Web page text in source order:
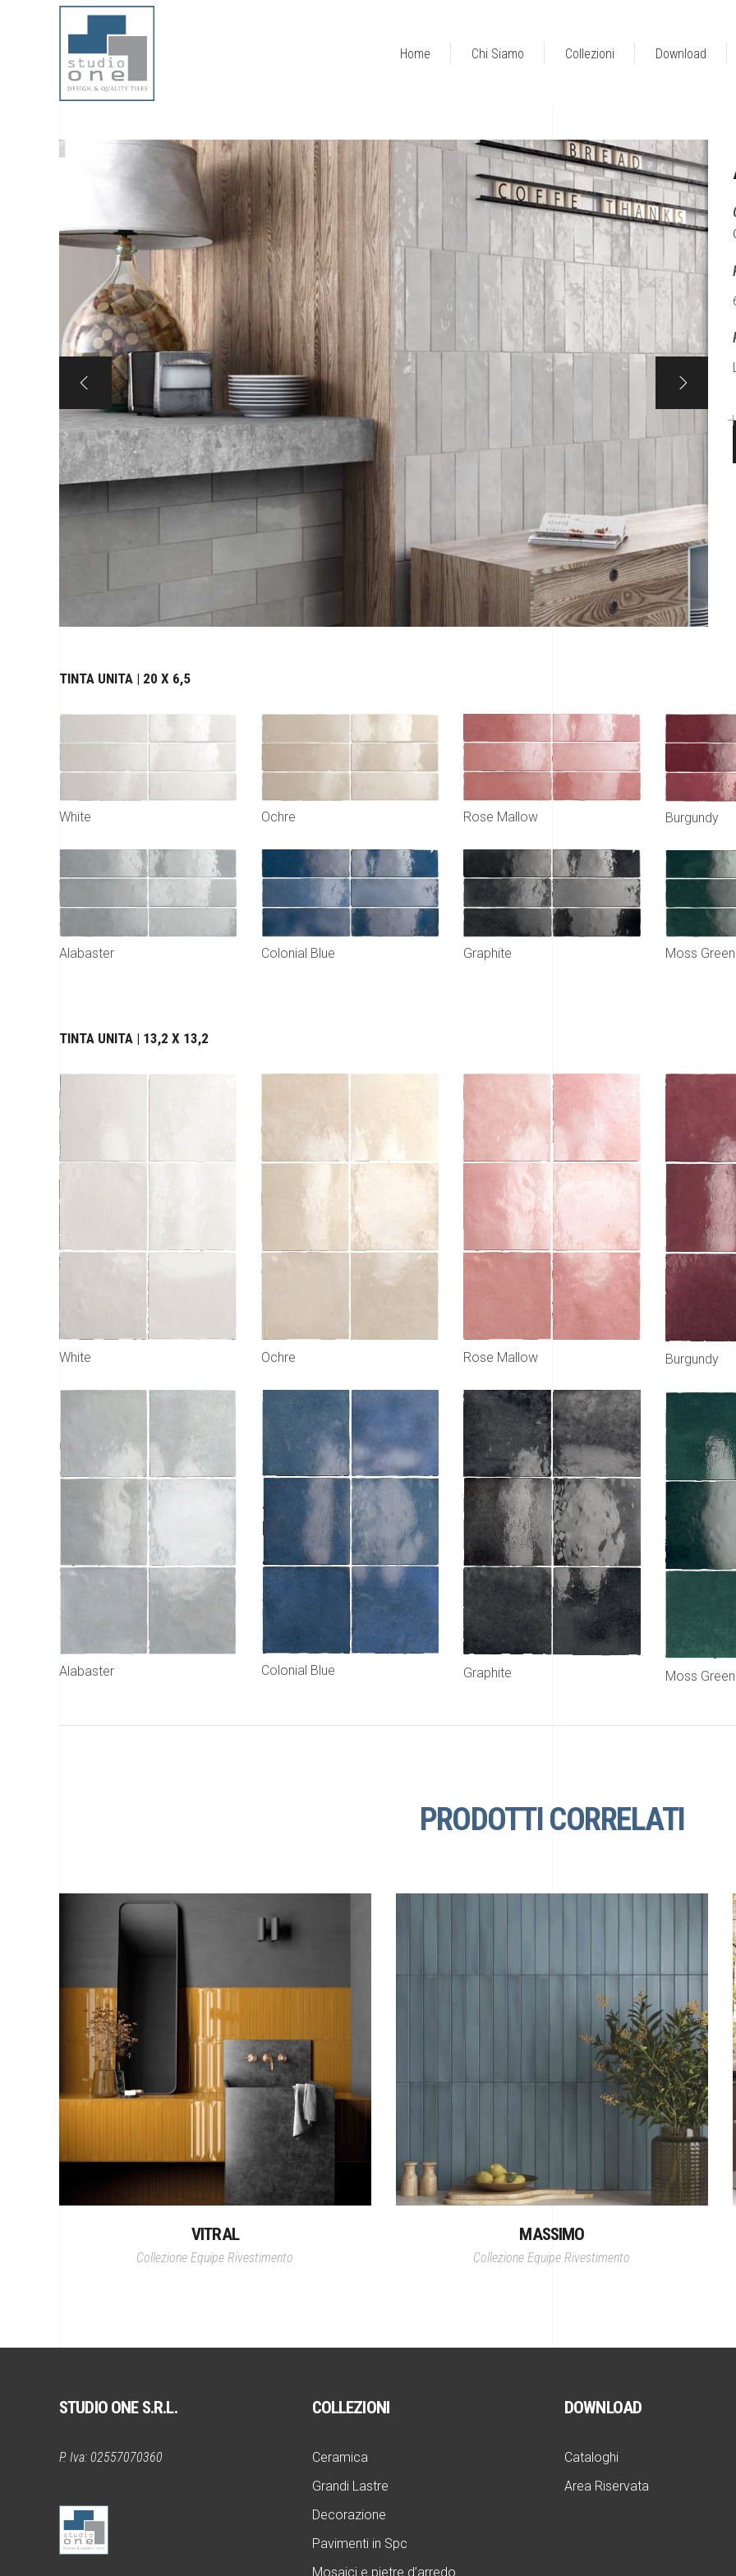
Home Chi Siamo Collezioni Download
TINTA UNITA | 20 X 6,5
White
Alabaster
Ochre
Colonial Blue
Rose Mallow
Graphite
Burgundy
Moss Green
TINTA UNITA | 13,2 X 13,2
White
Alabaster
Ochre
Colonial Blue
Rose Mallow
Graphite
Burgundy
Moss Green
PRODOTTI CORRELATI
VITRAL
Collezione Equipe Rivestimento
MASSIMO
Collezione Equipe Rivestimento
STUDIO ONE S.R.L.
P. Iva: 02557070360
COLLEZIONI
Ceramica
Grandi Lastre
Decorazione
Pavimenti in Spc
Mosaici e pietre d’arredo
DOWNLOAD
Cataloghi
Area Riservata